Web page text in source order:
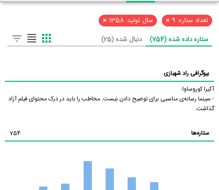
تعداد ستاره: 9 × سال تولید: 1358 ×
ستاره داده شده (754) دنبال شده (25)
بیوگرافی راد شهبازی
آکیرا کوروساوا:
- سینما رسانه‌ی مناسبی برای توضیح دادن نیست. مخاطب را باید در درک محتوای فیلم آزاد
گذاشت.
ستاره‌ها 754